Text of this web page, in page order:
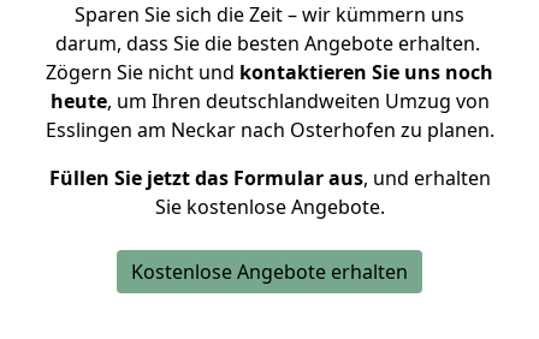
Sparen Sie sich die Zeit – wir kümmern uns
darum, dass Sie die besten Angebote erhalten.
Zögern Sie nicht und kontaktieren Sie uns noch
heute, um Ihren deutschlandweiten Umzug von
Esslingen am Neckar nach Osterhofen zu planen.
Füllen Sie jetzt das Formular aus, und erhalten
Sie kostenlose Angebote.
Kostenlose Angebote erhalten